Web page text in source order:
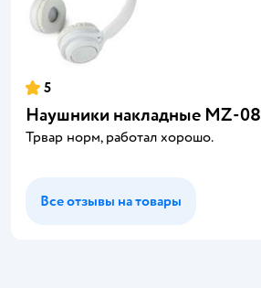
5
Наушники накладные MZ-08
Трвар норм, работал хорошо.
Все отзывы на товары